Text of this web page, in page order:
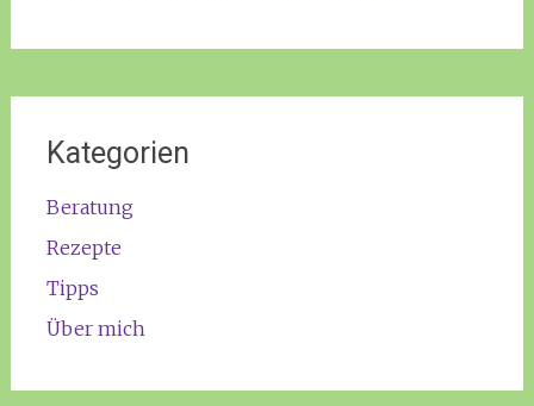
Kategorien
Beratung
Rezepte
Tipps
Über mich